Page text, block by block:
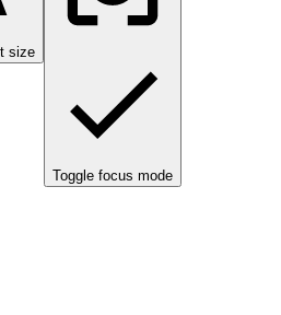
size
Toggle focus mode